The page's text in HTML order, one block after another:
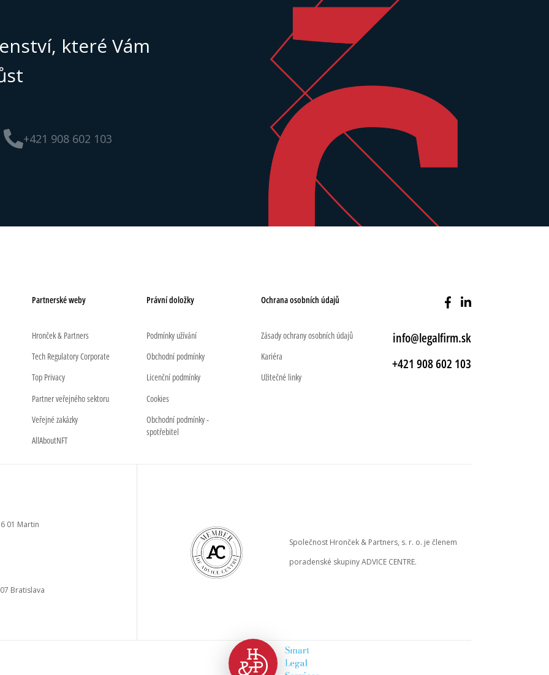
které Vám
+421 908 602 103
Partnerské weby
Hronček & Partners
Tech Regulatory Corporate
Top Privacy
Partner veřejného sektoru
Veřejné zakázky
AllAboutNFT
Právní doložky
Podmínky užívání
Obchodní podmínky
Licenční podmínky
Cookies
Obchodní podmínky -
spotřebitel
Ochrana osobních údajů
Zásady ochrany osobních údajů
Kariéra
Užitečné linky
info@legalfirm.sk
+421 908 602 103
01 Martin
Bratislava
Společnost Hronček & Partners, s. r. o. je členem
poradenské skupiny ADVICE CENTRE.